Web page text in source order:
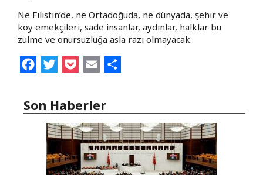
Ne Filistin’de, ne Ortadoğuda, ne dünyada, şehir ve
köy emekçileri, sade insanlar, aydınlar, halklar bu
zulme ve onursuzluğa asla razı olmayacak.
FacebookTwitterPocketEmail
Son Haberler